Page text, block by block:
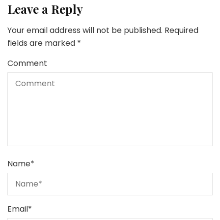
Leave a Reply
Your email address will not be published. Required
fields are marked *
Comment
Name*
Email*